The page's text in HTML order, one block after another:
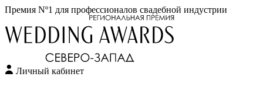
Премия Nº1 для профессионалов свадебной индустрии
Личный кабинет